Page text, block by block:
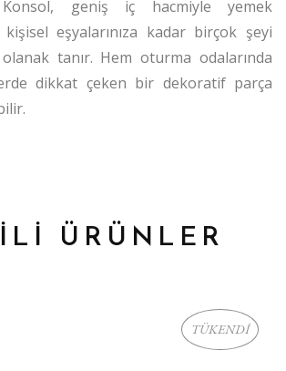
Konsol, geniş iç hacmiyle yemek
kişisel eşyalarınıza kadar birçok şeyi
tanır. Hem oturma odalarında
dikkat çeken bir dekoratif parça
ÜRÜNLER
TÜKENDİ